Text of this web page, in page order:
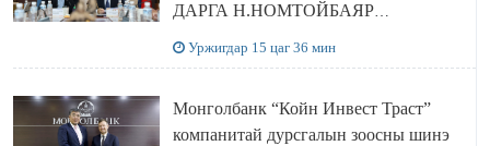
ДАРГА Н.НОМТОЙБАЯР
Уржигдар 15 цаг 36 мин
Монголбанк “Койн Инвест Траст”
компанитай дурсгалын зоосны шинэ